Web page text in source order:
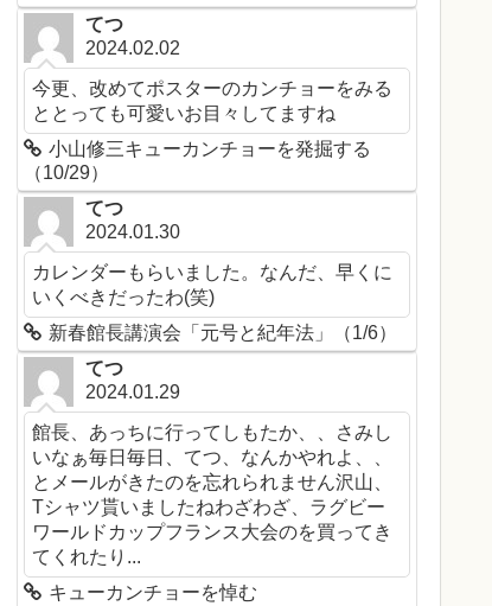
てつ
2024.02.02
今更、改めてポスターのカンチョーをみる
ととっても可愛いお目々してますね
小山修三キューカンチョーを発掘する
（10/29）
てつ
2024.01.30
カレンダーもらいました。なんだ、早くに
いくべきだったわ(笑)
新春館長講演会「元号と紀年法」（1/6）
てつ
2024.01.29
館長、あっちに行ってしもたか、、さみし
いなぁ毎日毎日、てつ、なんかやれよ、、
とメールがきたのを忘れられません沢山、
Tシャツ貰いましたねわざわざ、ラグビー
ワールドカップフランス大会のを買ってき
てくれたり...
キューカンチョーを悼む